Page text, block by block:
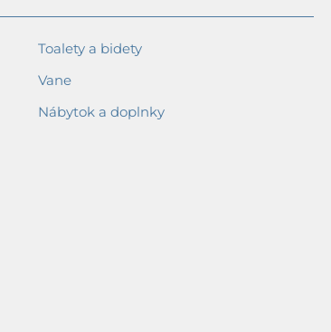
Toalety a bidety
Vane
Nábytok a doplnky